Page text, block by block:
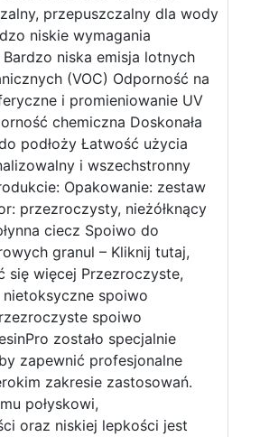
przepuszczalny dla wody
niskie wymagania
niska emisja lotnych
(VOC) Odporność na
i promieniowanie UV
chemiczna Doskonała
podłoży Łatwość użycia
i wszechstronny
Opakowanie: zestaw
przezroczysty, nieżółknący
ciecz Spoiwo do
granul – Kliknij tutaj,
się więcej Przezroczyste,
spoiwo
spoiwo
zostało specjalnie
zapewnić profesjonalne
zakresie zastosowań.
połyskowi,
oraz niskiej lepkości jest